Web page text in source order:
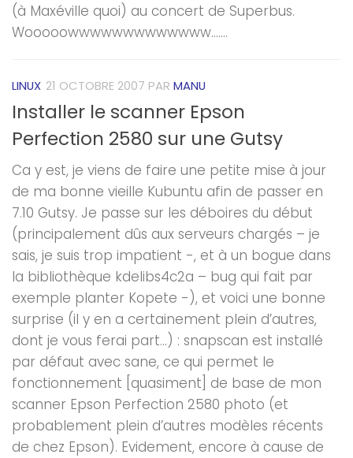
(à Maxéville quoi) au concert de Superbus.
Wooooowwwwwwwwwwwww…….
LINUX 21 OCTOBRE 2007 PAR MANU
Installer le scanner Epson
Perfection 2580 sur une Gutsy
Ca y est, je viens de faire une petite mise à jour
de ma bonne vieille Kubuntu afin de passer en
7.10 Gutsy. Je passe sur les déboires du début
(principalement dûs aux serveurs chargés – je
sais, je suis trop impatient -, et à un bogue dans
la bibliothèque kdelibs4c2a – bug qui fait par
exemple planter Kopete -), et voici une bonne
surprise (il y en a certainement plein d’autres,
dont je vous ferai part…) : snapscan est installé
par défaut avec sane, ce qui permet le
fonctionnement [quasiment] de base de mon
scanner Epson Perfection 2580 photo (et
probablement plein d’autres modèles récents
de chez Epson). Evidement, encore à cause de